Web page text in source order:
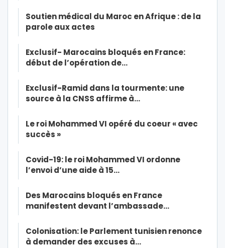
Soutien médical du Maroc en Afrique : de la
parole aux actes
Exclusif- Marocains bloqués en France:
début de l’opération de…
Exclusif-Ramid dans la tourmente: une
source à la CNSS affirme à…
Le roi Mohammed VI opéré du coeur « avec
succès »
Covid-19: le roi Mohammed VI ordonne
l’envoi d’une aide à 15…
Des Marocains bloqués en France
manifestent devant l’ambassade…
Colonisation: le Parlement tunisien renonce
à demander des excuses à…